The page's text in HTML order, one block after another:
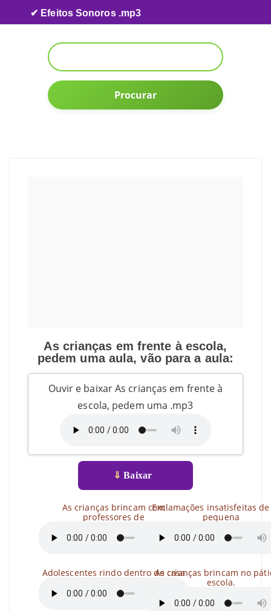
Skip to content
✔ Efeitos Sonoros .mp3
Procurar
As crianças em frente à escola,
pedem uma aula, vão para a aula:
Ouvir e baixar As crianças em frente à
escola, pedem uma .mp3
⇓ Baixar
As crianças brincam com
professores de
Adolescentes rindo dentro de casa
Exclamações insatisfeitas
pequena
As crianças brincam no
escola.